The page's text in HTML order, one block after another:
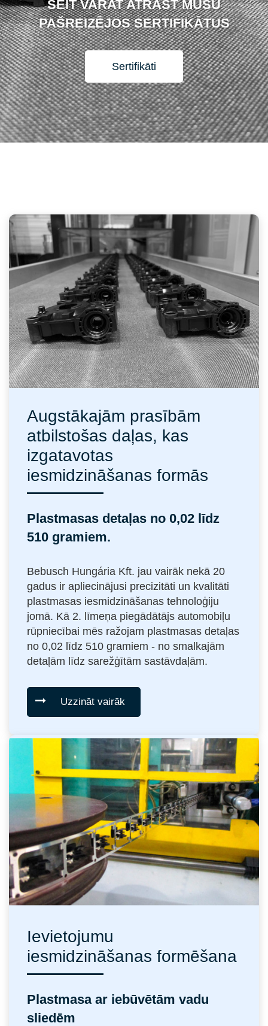
ŠEIT VARAT ATRAST MŪSU
PAŠREIZĒJOS SERTIFIKĀTUS
Sertifikāti
Augstākajām prasībām
atbilstošas daļas, kas
izgatavotas
iesmidzināšanas formās
Plastmasas detaļas no 0,02 līdz
510 gramiem.
Bebusch Hungária Kft. jau vairāk nekā 20
gadus ir apliecinājusi precizitāti un kvalitāti
plastmasas iesmidzināšanas tehnoloģiju
jomā. Kā 2. līmeņa piegādātājs automobiļu
rūpniecībai mēs ražojam plastmasas detaļas
no 0,02 līdz 510 gramiem - no smalkajām
detaļām līdz sarežģītām sastāvdaļām.
Uzzināt vairāk
Ievietojumu
iesmidzināšanas formēšana
Plastmasa ar iebūvētām vadu
sliedēm